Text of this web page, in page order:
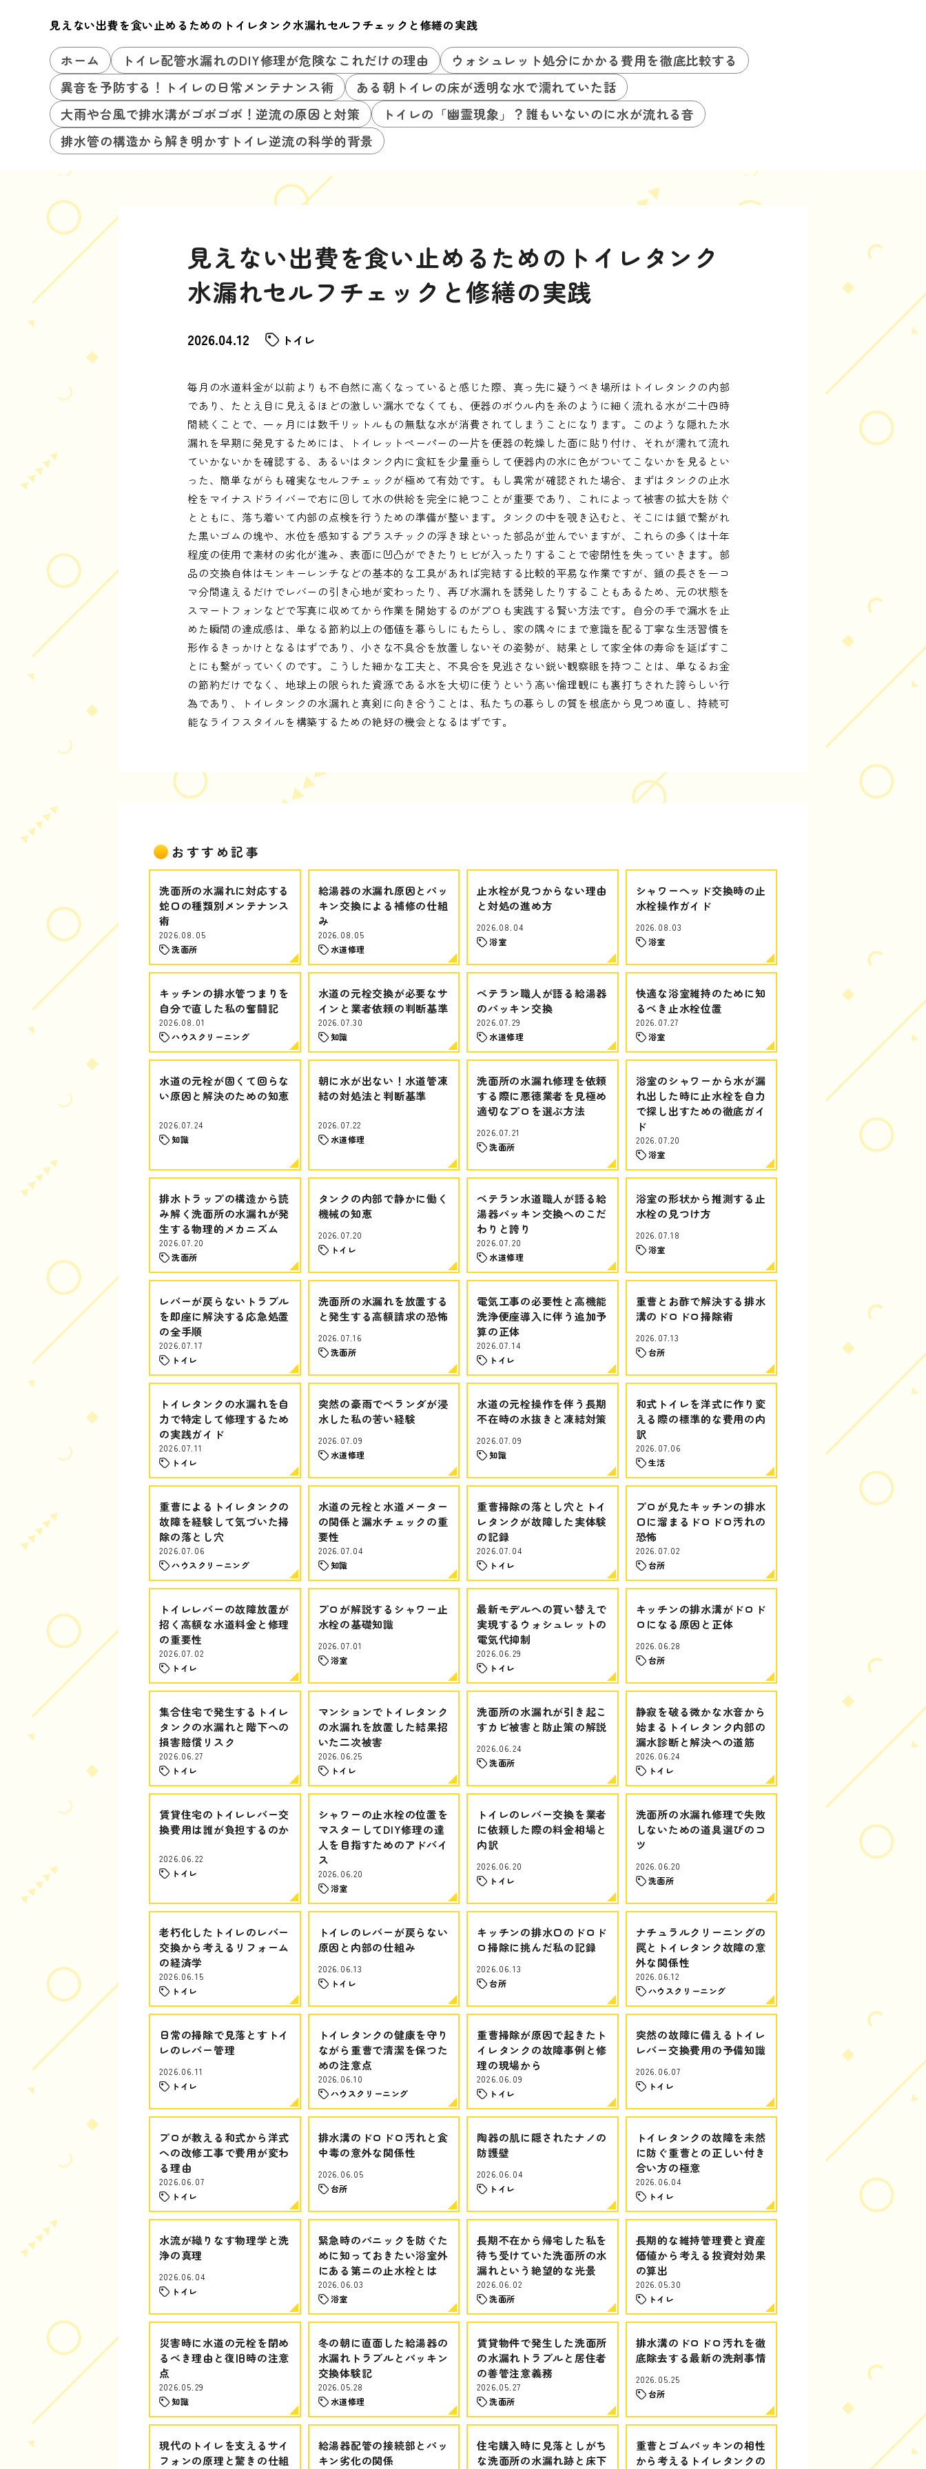
見えない出費を食い止めるためのトイレタンク水漏れセルフチェックと修繕の実践
ホーム トイレ配管水漏れのDIY修理が危険なこれだけの理由
ウォシュレット処分にかかる費用を徹底比較する
異音を予防する！トイレの日常メンテナンス術
ある朝トイレの床が透明な水で濡れていた話
大雨や台風で排水溝がゴボゴボ！逆流の原因と対策
トイレの「幽霊現象」？誰もいないのに水が流れる音
排水管の構造から解き明かすトイレ逆流の科学的背景
見えない出費を食い止めるためのトイレタンク
水漏れセルフチェックと修繕の実践
2026.04.12 トイレ
毎月の水道料金が以前よりも不自然に高くなっていると感じた際、真っ先に疑うべき場所はトイレタンクの内部
であり、たとえ目に見えるほどの激しい漏水でなくても、便器のボウル内を糸のように細く流れる水が二十四時
間続くことで、一ヶ月には数千リットルもの無駄な水が消費されてしまうことになります。このような隠れた水
漏れを早期に発見するためには、トイレットペーパーの一片を便器の乾燥した面に貼り付け、それが濡れて流れ
ていかないかを確認する、あるいはタンク内に食紅を少量垂らして便器内の水に色がついてこないかを見るとい
った、簡単ながらも確実なセルフチェックが極めて有効です。もし異常が確認された場合、まずはタンクの止水
栓をマイナスドライバーで右に回して水の供給を完全に絶つことが重要であり、これによって被害の拡大を防ぐ
とともに、落ち着いて内部の点検を行うための準備が整います。タンクの中を覗き込むと、そこには鎖で繋がれ
た黒いゴムの塊や、水位を感知するプラスチックの浮き球といった部品が並んでいますが、これらの多くは十年
程度の使用で素材の劣化が進み、表面に凹凸ができたりヒビが入ったりすることで密閉性を失っていきます。部
品の交換自体はモンキーレンチなどの基本的な工具があれば完結する比較的平易な作業ですが、鎖の長さを一コ
マ分間違えるだけでレバーの引き心地が変わったり、再び水漏れを誘発したりすることもあるため、元の状態を
スマートフォンなどで写真に収めてから作業を開始するのがプロも実践する賢い方法です。自分の手で漏水を止
めた瞬間の達成感は、単なる節約以上の価値を暮らしにもたらし、家の隅々にまで意識を配る丁寧な生活習慣を
形作るきっかけとなるはずであり、小さな不具合を放置しないその姿勢が、結果として家全体の寿命を延ばすこ
とにも繋がっていくのです。こうした細かな工夫と、不具合を見逃さない鋭い観察眼を持つことは、単なるお金
の節約だけでなく、地球上の限られた資源である水を大切に使うという高い倫理観にも裏打ちされた誇らしい行
為であり、トイレタンクの水漏れと真剣に向き合うことは、私たちの暮らしの質を根底から見つめ直し、持続可
能なライフスタイルを構築するための絶好の機会となるはずです。
おすすめ記事
洗面所の水漏れに対応する
蛇口の種類別メンテナンス
術
2026.08.05
洗面所
給湯器の水漏れ原因とパッ
キン交換による補修の仕組
み
2026.08.05
水道修理
止水栓が見つからない理由
と対処の進め方
2026.08.04
浴室
シャワーヘッド交換時の止
水栓操作ガイド
2026.08.03
浴室
キッチンの排水管つまりを
自分で直した私の奮闘記
2026.08.01
ハウスクリーニング
水道の元栓交換が必要なサ
インと業者依頼の判断基準
2026.07.30
知識
ベテラン職人が語る給湯器
のパッキン交換
2026.07.29
水道修理
快適な浴室維持のために知
るべき止水栓位置
2026.07.27
浴室
水道の元栓が固くて回らな
い原因と解決のための知恵
2026.07.24
知識
朝に水が出ない！水道管凍
結の対処法と判断基準
2026.07.22
水道修理
洗面所の水漏れ修理を依頼
する際に悪徳業者を見極め
適切なプロを選ぶ方法
2026.07.21
洗面所
浴室のシャワーから水が漏
れ出した時に止水栓を自力
で探し出すための徹底ガイ
ド
2026.07.20
浴室
排水トラップの構造から読
み解く洗面所の水漏れが発
生する物理的メカニズム
2026.07.20
洗面所
タンクの内部で静かに働く
機械の知恵
2026.07.20
トイレ
ベテラン水道職人が語る給
湯器パッキン交換へのこだ
わりと誇り
2026.07.20
水道修理
浴室の形状から推測する止
水栓の見つけ方
2026.07.18
浴室
レバーが戻らないトラブル
を即座に解決する応急処置
の全手順
2026.07.17
トイレ
洗面所の水漏れを放置する
と発生する高額請求の恐怖
2026.07.16
洗面所
電気工事の必要性と高機能
洗浄便座導入に伴う追加予
算の正体
2026.07.14
トイレ
重曹とお酢で解決する排水
溝のドロドロ掃除術
2026.07.13
台所
トイレタンクの水漏れを自
力で特定して修理するため
の実践ガイド
2026.07.11
トイレ
突然の豪雨でベランダが浸
水した私の苦い経験
2026.07.09
水道修理
水道の元栓操作を伴う長期
不在時の水抜きと凍結対策
2026.07.09
知識
和式トイレを洋式に作り変
える際の標準的な費用の内
訳
2026.07.06
生活
重曹によるトイレタンクの
故障を経験して気づいた掃
除の落とし穴
2026.07.06
ハウスクリーニング
水道の元栓と水道メーター
の関係と漏水チェックの重
要性
2026.07.04
知識
重曹掃除の落とし穴とトイ
レタンクが故障した実体験
の記録
2026.07.04
トイレ
プロが見たキッチンの排水
口に溜まるドロドロ汚れの
恐怖
2026.07.02
台所
トイレレバーの故障放置が
招く高額な水道料金と修理
の重要性
2026.07.02
トイレ
プロが解説するシャワー止
水栓の基礎知識
2026.07.01
浴室
最新モデルへの買い替えで
実現するウォシュレットの
電気代抑制
2026.06.29
トイレ
キッチンの排水溝がドロド
ロになる原因と正体
2026.06.28
台所
集合住宅で発生するトイレ
タンクの水漏れと階下への
損害賠償リスク
2026.06.27
トイレ
マンションでトイレタンク
の水漏れを放置した結果招
いた二次被害
2026.06.25
トイレ
洗面所の水漏れが引き起こ
すカビ被害と防止策の解説
2026.06.24
洗面所
静寂を破る微かな水音から
始まるトイレタンク内部の
漏水診断と解決への道筋
2026.06.24
トイレ
賃貸住宅のトイレレバー交
換費用は誰が負担するのか
2026.06.22
トイレ
シャワーの止水栓の位置を
マスターしてDIY修理の達
人を目指すためのアドバイ
ス
2026.06.20
浴室
トイレのレバー交換を業者
に依頼した際の料金相場と
内訳
2026.06.20
トイレ
洗面所の水漏れ修理で失敗
しないための道具選びのコ
ツ
2026.06.20
洗面所
老朽化したトイレのレバー
交換から考えるリフォーム
の経済学
2026.06.15
トイレ
トイレのレバーが戻らない
原因と内部の仕組み
2026.06.13
トイレ
キッチンの排水口のドロド
ロ掃除に挑んだ私の記録
2026.06.13
台所
ナチュラルクリーニングの
罠とトイレタンク故障の意
外な関係性
2026.06.12
ハウスクリーニング
日常の掃除で見落とすトイ
レのレバー管理
2026.06.11
トイレ
トイレタンクの健康を守り
ながら重曹で清潔を保つた
めの注意点
2026.06.10
ハウスクリーニング
重曹掃除が原因で起きたト
イレタンクの故障事例と修
理の現場から
2026.06.09
トイレ
突然の故障に備えるトイレ
レバー交換費用の予備知識
2026.06.07
トイレ
プロが教える和式から洋式
への改修工事で費用が変わ
る理由
2026.06.07
トイレ
排水溝のドロドロ汚れと食
中毒の意外な関係性
2026.06.05
台所
陶器の肌に隠されたナノの
防護壁
2026.06.04
トイレ
トイレタンクの故障を未然
に防ぐ重曹との正しい付き
合い方の極意
2026.06.04
トイレ
水流が織りなす物理学と洗
浄の真理
2026.06.04
トイレ
緊急時のパニックを防ぐた
めに知っておきたい浴室外
にある第ニの止水栓とは
2026.06.03
浴室
長期不在から帰宅した私を
待ち受けていた洗面所の水
漏れという絶望的な光景
2026.06.02
洗面所
長期的な維持管理費と資産
価値から考える投資対効果
の算出
2026.05.30
トイレ
災害時に水道の元栓を閉め
るべき理由と復旧時の注意
点
2026.05.29
知識
冬の朝に直面した給湯器の
水漏れトラブルとパッキン
交換体験記
2026.05.28
水道修理
賃貸物件で発生した洗面所
の水漏れトラブルと居住者
の善管注意義務
2026.05.27
洗面所
排水溝のドロドロ汚れを徹
底除去する最新の洗剤事情
2026.05.25
台所
現代のトイレを支えるサイ
フォンの原理と驚きの仕組
給湯器配管の接続部とパッ
キン劣化の関係
住宅購入時に見落としがち
な洗面所の水漏れ跡と床下
重曹とゴムパッキンの相性
から考えるトイレタンクの